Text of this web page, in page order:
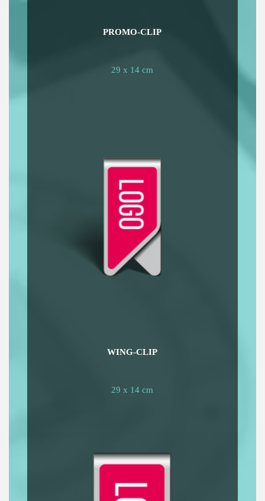
PROMO-CLIP
29 x 14 cm
WING-CLIP
29 x 14 cm